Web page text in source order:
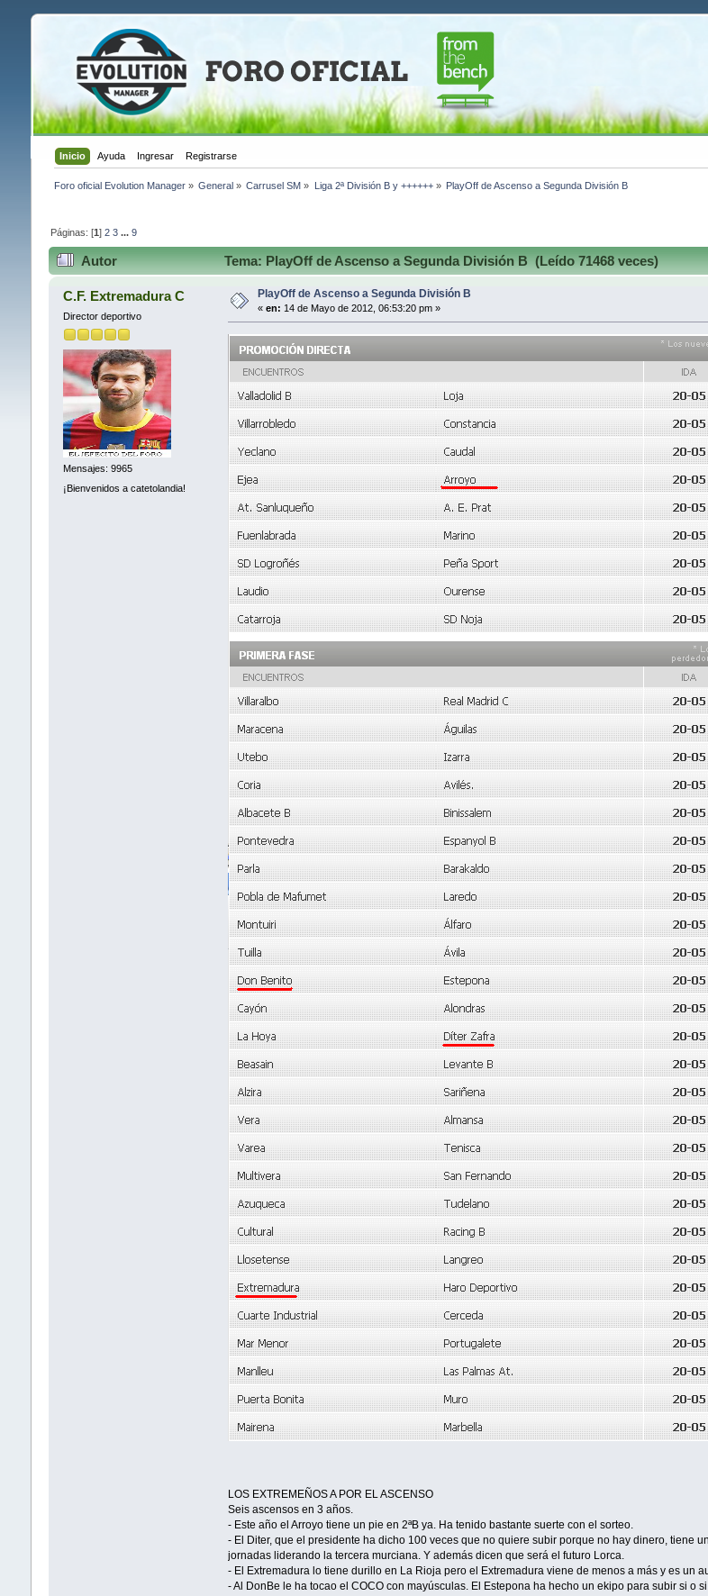
Inicio Ayuda Ingresar Registrarse
Foro oficial Evolution Manager» General » Carrusel SM » Liga 2ª División B y ++++++» PlayOff de Ascenso a Segunda División B
Páginas: [1] 2 3 ... 9
Autor Tema: PlayOff de Ascenso a Segunda División B (Leído 71468 veces)
C.F. Extremadura C
Director deportivo
Mensajes: 9965
¡Bienvenidos a catetolandia!
PlayOff de Ascenso a Segunda División B
« en: 14 de Mayo de 2012, 06:53:20 pm »
LOS EXTREMEÑOS A POR EL ASCENSO
Seis ascensos en 3 años.
- Este año el Arroyo tiene un pie en 2ªB ya. Ha tenido bastante suerte con el sorteo.
- El Diter, que el presidente ha dicho 100 veces que no quiere subir porque no hay dinero, tiene
jornadas liderando la tercera murciana. Y además dicen que será el futuro Lorca.
- El Extremadura lo tiene durillo en La Rioja pero el Extremadura viene de menos a más y es un
- Al DonBe le ha tocao el COCO con mayúsculas. El Estepona ha hecho un ekipo para subir si o si.